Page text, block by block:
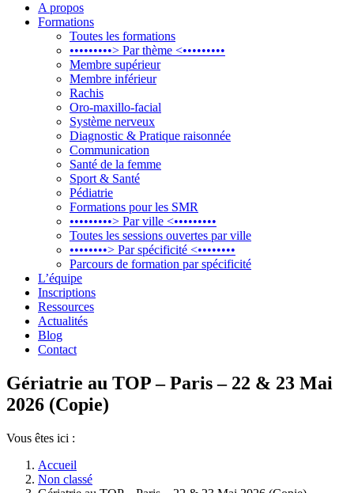
A propos
Formations
Toutes les formations
•••••••••> Par thème <•••••••••
Membre supérieur
Membre inférieur
Rachis
Oro-maxillo-facial
Système nerveux
Diagnostic & Pratique raisonnée
Communication
Santé de la femme
Sport & Santé
Pédiatrie
Formations pour les SMR
•••••••••> Par ville <•••••••••
Toutes les sessions ouvertes par ville
••••••••> Par spécificité <••••••••
Parcours de formation par spécificité
L’équipe
Inscriptions
Ressources
Actualités
Blog
Contact
Gériatrie au TOP – Paris – 22 & 23 Mai
2026 (Copie)
Vous êtes ici :
Accueil
Non classé